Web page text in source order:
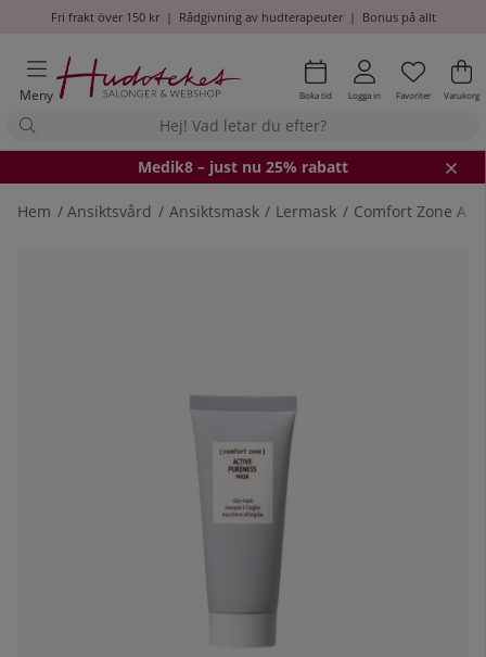
Fri frakt över 150 kr| Rådgivning av hudterapeuter| Bonus på allt
Meny Boka tid Logga in Antal i
.
Favoriter .
Varukorg
Medik8 – just nu 25% rabatt
Hem Ansiktsvård Ansiktsmask Lermask Comfort Zone